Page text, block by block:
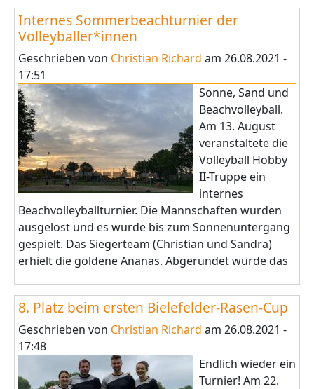
Internes Sommerbeachturnier der
Volleyballer*innen
Geschrieben von Christian Richard am 26.08.2021 -
17:51
Sonne, Sand und
Beachvolleyball.
Am 13. August
veranstaltete die
Volleyball Hobby
II-Truppe ein
internes
Beachvolleyballturnier. Die Mannschaften wurden
ausgelost und es wurde bis zum Sonnenuntergang
gespielt. Das Siegerteam (Christian und Sandra)
erhielt die goldene Ananas. Abgerundet wurde das
8. Platz beim ersten Bielefelder-Rasen-Cup
Geschrieben von Christian Richard am 26.08.2021 -
17:48
Endlich wieder ein
Turnier! Am 22.